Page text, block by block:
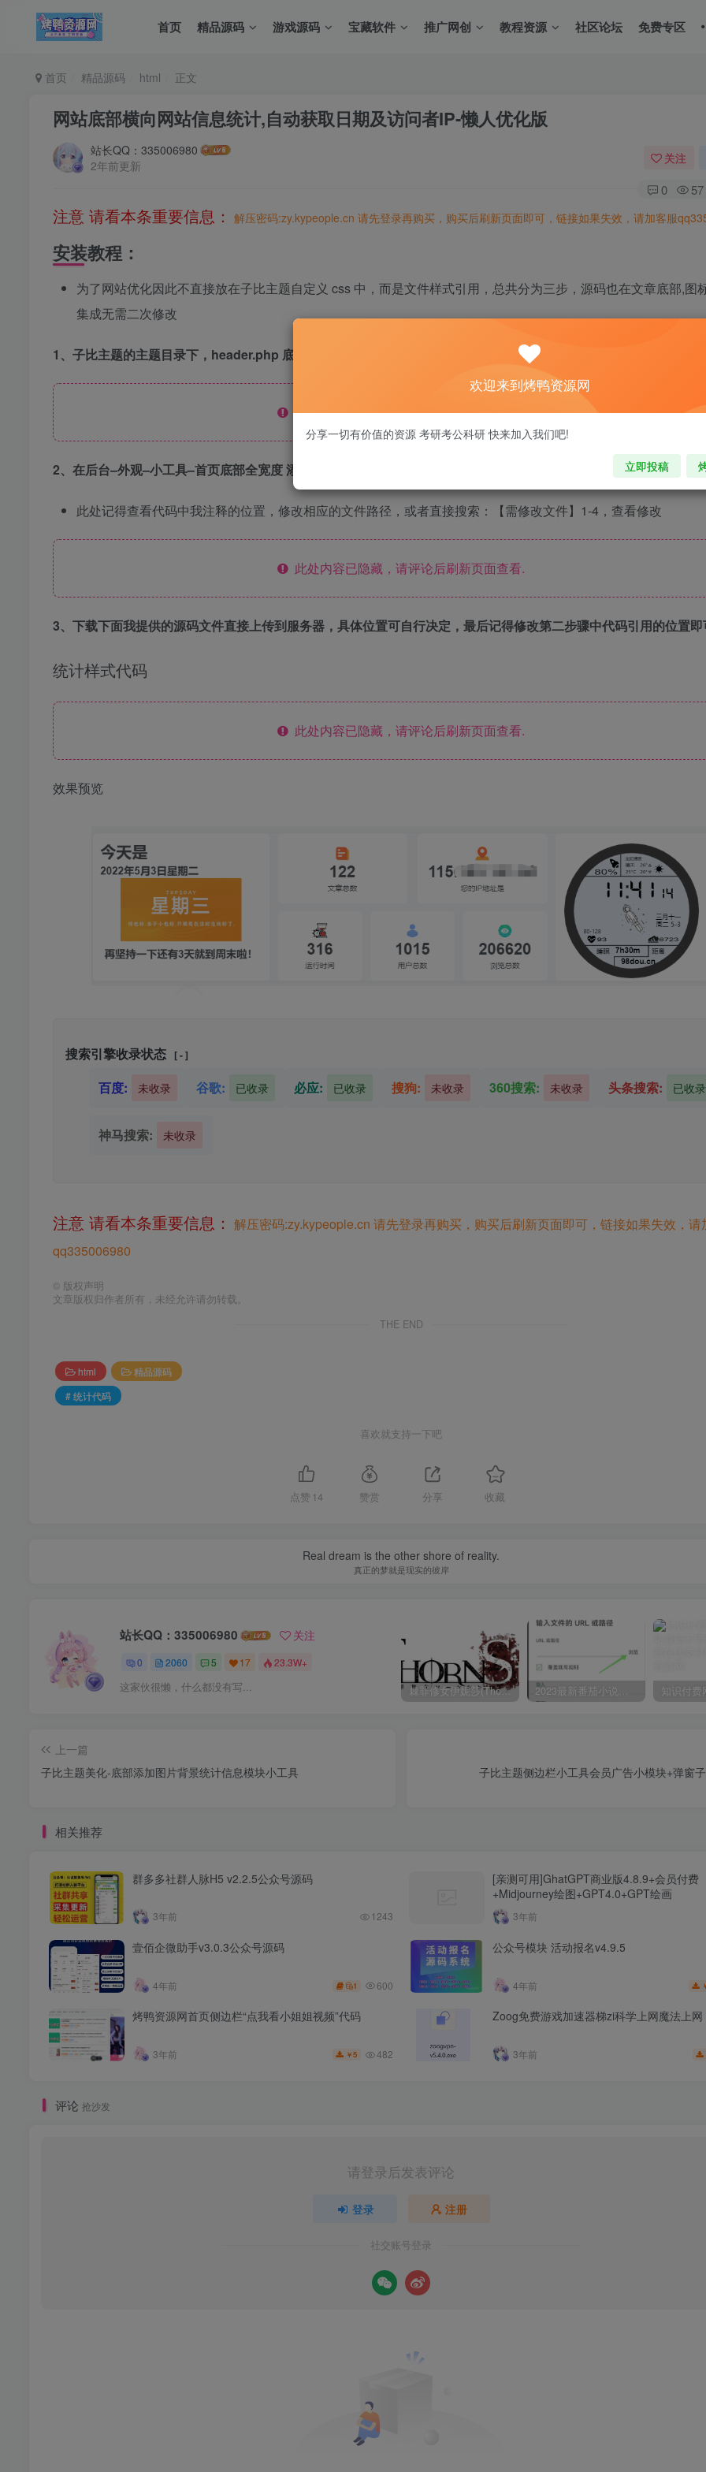
首页 精品源码 游戏源码 宝藏软件 推广网创 教程资源 社区论坛 免费专区
首页 精品源码 html 正文
网站底部横向网站信息统计,自动获取日期及访问者IP-懒人优化版
站长QQ：335006980
2年前更新
关注
0 57
注意 请看本条重要信息： 解压密码:zy.kypeople.cn 请先登录再购买，购买后刷新页面即可，链接如果失效，请加客服
安装教程：
为了网站优化因此不直接放在子比主题自定义 css 中，而是文件样式引用，总共分为三步，源码也在文章底部,图
集成无需二次修改
1、子比主题的主题目录下，header.php 底部添加下方核心函数代码：
此处内容已隐藏，请评论后刷新页面查看.
2、在后台–外观–小工具–首页底部全宽度 添加以下代码
此处记得查看代码中我注释的位置，修改相应的文件路径，或者直接搜索：【需修改文件】1-4，查看修改
此处内容已隐藏，请评论后刷新页面查看.
3、下载下面我提供的源码文件直接上传到服务器，具体位置可自行决定，最后记得修改第二步骤中代码引用的位置即
统计样式代码
此处内容已隐藏，请评论后刷新页面查看.
效果预览
搜索引擎收录状态 [ - ]
百度: 未收录 谷歌: 已收录 必应: 已收录 搜狗: 未收录 360搜索: 未收录 头条搜索: 已收录
神马搜索: 未收录
注意 请看本条重要信息： 解压密码:zy.kypeople.cn 请先登录再购买，购买后刷新页面即可，链接如果失效，请
qq335006980
© 版权声明
文章版权归作者所有，未经允许请勿转载。
THE END
html
精品源码
# 统计代码
喜欢就支持一下吧
点赞 14 赞赏 分享 收藏
Real dream is the other shore of reality.
真正的梦就是现实的彼岸
站长QQ：335006980 关注
0 2060 5 17 23.3W+
这家伙很懒，什么都没有写... 棘罪修女伊妮莎(ThornSin) ver0.11 官方中文版 ACT游戏&神作 2.1G 2023最新番茄小说，番茄畅听app破解vip免广告无广告安卓版使用教程
上一篇
子比主题美化-底部添加图片背景统计信息模块小工具
子比主题侧边栏小工具会员广告小模块+弹窗
相关推荐
群多多社群人脉H5 v2.2.5公众号源码
3年前 1243
[亲测可用]GhatGPT商业版4.8.9+会员付费
+Midjourney绘图+GPT4.0+GPT绘画
3年前
壹佰企微助手v3.0.3公众号源码
4年前 1 600
公众号模块 活动报名v4.9.5
4年前
烤鸭资源网首页侧边栏“点我看小姐姐视频”代码
3年前 ￥5 482
Zoog免费游戏加速器梯zi科学上网魔法上网
3年前
评论 抢沙发
请登录后发表评论
登录 注册
社交账号登录
欢迎来到烤鸭资源网
分享一切有价值的资源 考研考公科研 快来加入我们吧!
立即投稿